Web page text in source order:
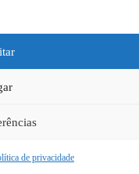
de privacidade